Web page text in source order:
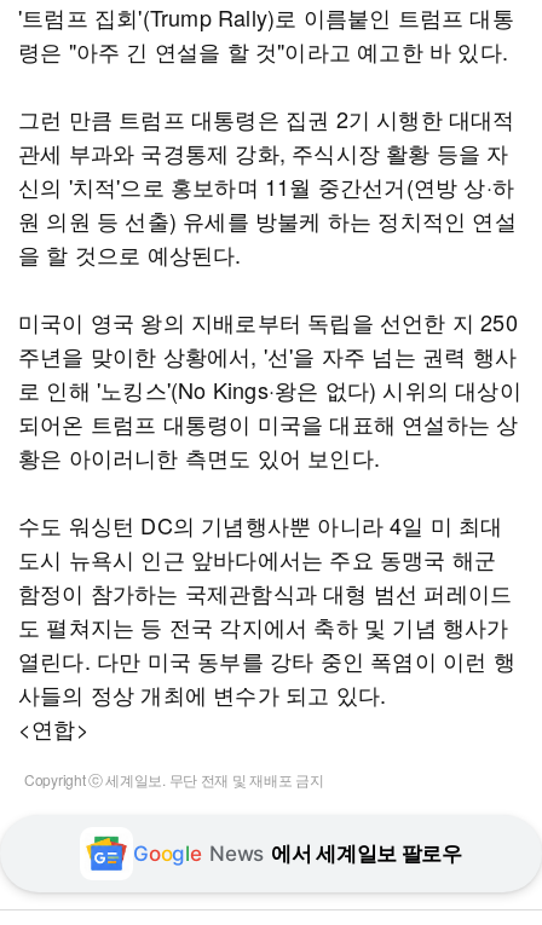
'트럼프 집회'(Trump Rally)로 이름붙인 트럼프 대통
령은 "아주 긴 연설을 할 것"이라고 예고한 바 있다.
그런 만큼 트럼프 대통령은 집권 2기 시행한 대대적
관세 부과와 국경통제 강화, 주식시장 활황 등을 자
신의 '치적'으로 홍보하며 11월 중간선거(연방 상·하
원 의원 등 선출) 유세를 방불케 하는 정치적인 연설
을 할 것으로 예상된다.
미국이 영국 왕의 지배로부터 독립을 선언한 지 250
주년을 맞이한 상황에서, '선'을 자주 넘는 권력 행사
로 인해 '노킹스'(No Kings·왕은 없다) 시위의 대상이
되어온 트럼프 대통령이 미국을 대표해 연설하는 상
황은 아이러니한 측면도 있어 보인다.
수도 워싱턴 DC의 기념행사뿐 아니라 4일 미 최대
도시 뉴욕시 인근 앞바다에서는 주요 동맹국 해군
함정이 참가하는 국제관함식과 대형 범선 퍼레이드
도 펼쳐지는 등 전국 각지에서 축하 및 기념 행사가
열린다. 다만 미국 동부를 강타 중인 폭염이 이런 행
사들의 정상 개최에 변수가 되고 있다.
<연합>
Copyright ⓒ 세계일보. 무단 전재 및 재배포 금지
Google News 에서 세계일보 팔로우